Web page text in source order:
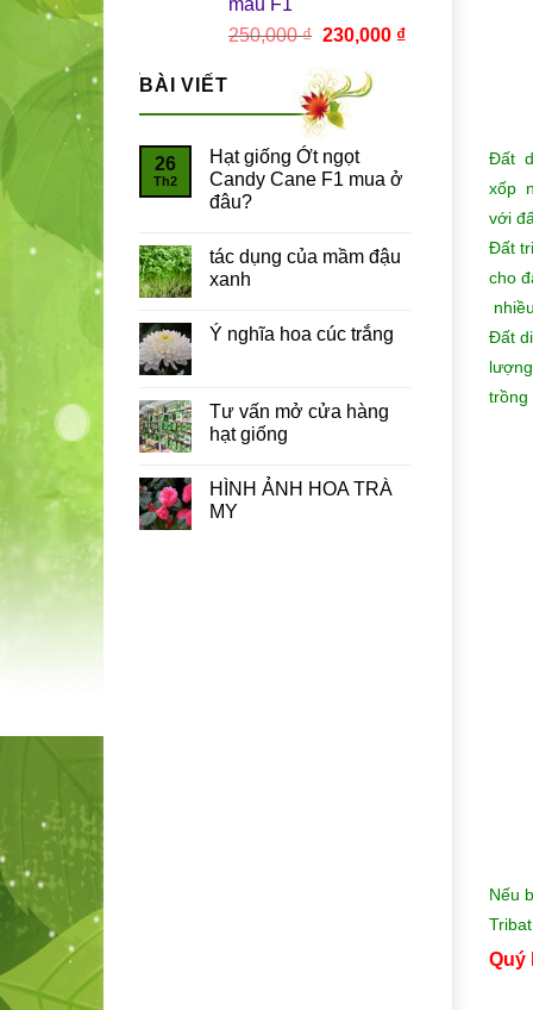
250,000₫ Giá
là:
250,000 ₫.
230,000 ₫Giá
BÀI VIẾT
26
Th2
Hạt giống Ớt ngọt
Candy Cane F1 mua ở
đâu?
tác dụng của mầm đậu
xanh
Ý nghĩa hoa cúc trắng
Tư vấn mở cửa hàng
hạt giống
HÌNH ẢNH HOA TRÀ
MY
Đất
xốp
với
Đất
cho
Đất
trồng
Nếu
Quý